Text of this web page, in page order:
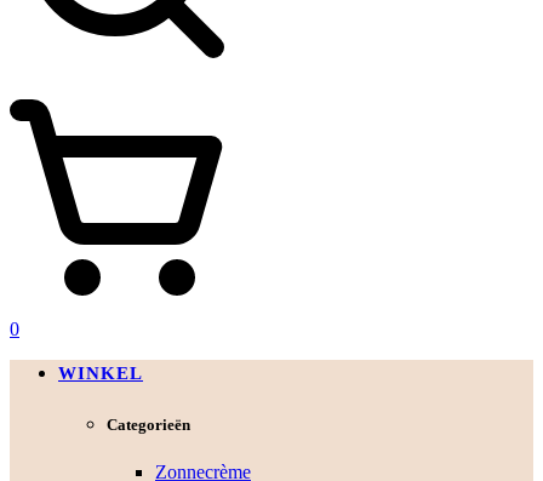
0
WINKEL
Categorieën
Zonnecrème